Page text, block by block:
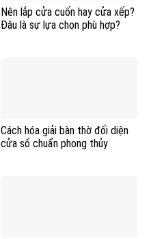
Nên lắp cửa cuốn hay cửa xếp?
Đâu là sự lựa chọn phù hợp?
Cách hóa giải bàn thờ đối diện
cửa sổ chuẩn phong thủy